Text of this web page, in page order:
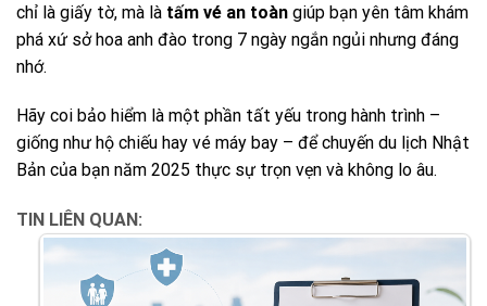
chỉ là giấy tờ, mà là tấm vé an toàn giúp bạn yên tâm khám
phá xứ sở hoa anh đào trong 7 ngày ngắn ngủi nhưng đáng
nhớ.
Hãy coi bảo hiểm là một phần tất yếu trong hành trình –
giống như hộ chiếu hay vé máy bay – để chuyến du lịch Nhật
Bản của bạn năm 2025 thực sự trọn vẹn và không lo âu.
TIN LIÊN QUAN: